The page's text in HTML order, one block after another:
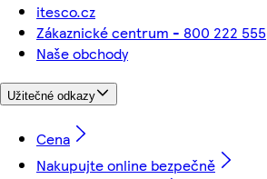
itesco.cz
Zákaznické centrum - 800 222 555
Naše obchody
Užitečné odkazy
Cena
Nakupujte online bezpečně